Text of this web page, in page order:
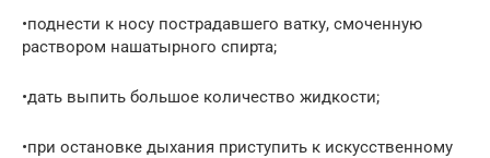
•поднести к носу пострадавшего ватку, смоченную
раствором нашатырного спирта;
•дать выпить большое количество жидкости;
•при остановке дыхания приступить к искусственному